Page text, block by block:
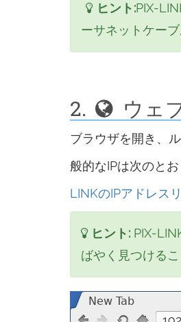
ヒント:PIX-
ーサネットケー
2. ウェ
ブラウザを開き、
般的なIPは次のとお
LINKのIPアドレス
ヒント: PIX-
ばやく見つける